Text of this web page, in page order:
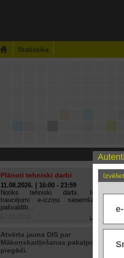
Statistika
Plānoti tehniski darbi
11.08.2026. | 16:00 - 23:59
Notiks tehniski darbi. Iespējami
traucējumi e-izziņu saņemšanā par
pašvaldīb...
Lasīt vairāk
Atvērta jauna DIS par
Mākoņskaitļošanas pakalpojumu
piegādi.